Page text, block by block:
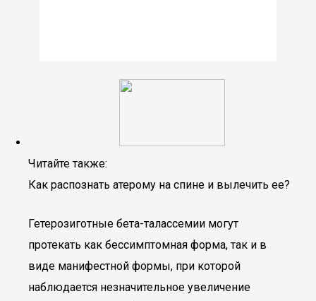
Читайте также:
Как распознать атерому на спине и вылечить ее?
Гетерозиготные бета-талассемии могут
протекать как бессимптомная форма, так и в
виде манифестной формы, при которой
наблюдается незначительное увеличение